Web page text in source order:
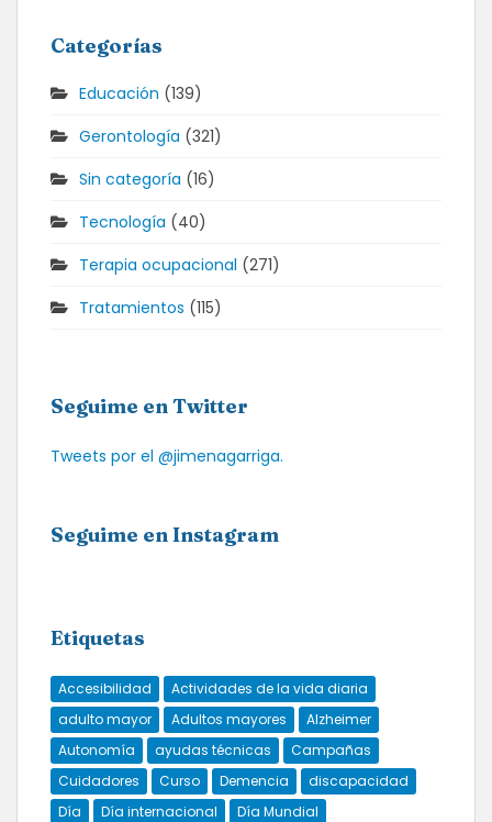
Categorías
Educación (139)
Gerontología (321)
Sin categoría (16)
Tecnología (40)
Terapia ocupacional (271)
Tratamientos (115)
Seguime en Twitter
Tweets por el @jimenagarriga.
Seguime en Instagram
Etiquetas
Accesibilidad
Actividades de la vida diaria
adulto mayor
Adultos mayores
Alzheimer
Autonomía
ayudas técnicas
Campañas
Cuidadores
Curso Demencia
discapacidad
Día
Día internacional
Día Mundial